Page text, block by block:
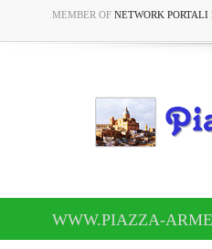
MEMBER OF NETWORK
WWW.PIAZZA-